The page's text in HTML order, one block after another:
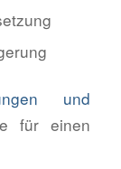
und
für einen